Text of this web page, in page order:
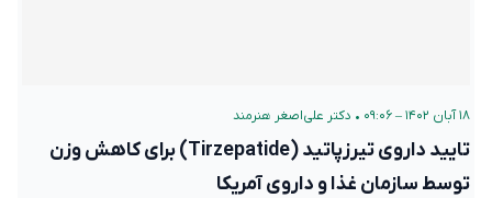
۱۸ آبان ۱۴۰۲ – ۰۹:۰۶ • دکتر علی‌اصغر هنرمند
تایید داروی تیرزپاتید (Tirzepatide) برای کاهش وزن
توسط سازمان غذا و داروی آمریکا